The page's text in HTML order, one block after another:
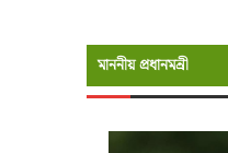
মাননীয় প্রধানমন্রী